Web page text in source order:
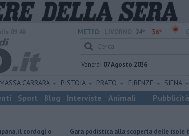
METEO: 24° 36°
Venerdì 07 Agosto 2026
MASSA CARRARA PISTOIA PRATO FIRENZE SIENA
Sport Blog Interviste Animali Pubblicità
Gara podistica alla scoperta delle isole toscane